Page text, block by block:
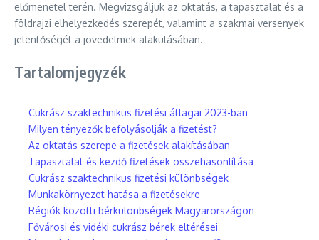
előmenetel terén. Megvizsgáljuk az oktatás, a tapasztalat és a
földrajzi elhelyezkedés szerepét, valamint a szakmai versenyek
jelentőségét a jövedelmek alakulásában.
Tartalomjegyzék
Cukrász szaktechnikus fizetési átlagai 2023-ban
Milyen tényezők befolyásolják a fizetést?
Az oktatás szerepe a fizetések alakításában
Tapasztalat és kezdő fizetések összehasonlítása
Cukrász szaktechnikus fizetési különbségek
Munkakörnyezet hatása a fizetésekre
Régiók közötti bérkülönbségek Magyarországon
Fővárosi és vidéki cukrász bérek eltérései